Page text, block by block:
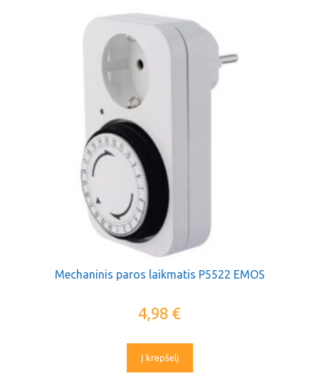
Mechaninis paros laikmatis P5522 EMOS
4,98 €
Į krepšelį